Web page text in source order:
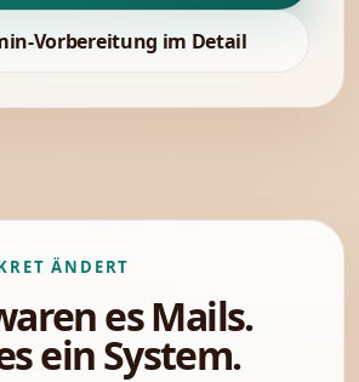
Vorbereitung im Detail
ÄNDERT
es Mails.
ein System.